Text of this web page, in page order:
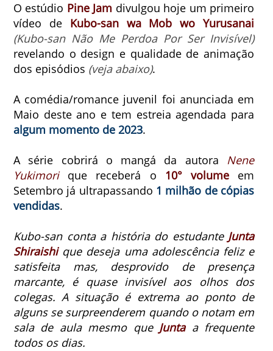
O estúdio Pine Jam divulgou hoje um primeiro
vídeo de Kubo-san wa Mob wo Yurusanai
(Kubo-san Não Me Perdoa Por Ser Invisível)
revelando o design e qualidade de animação
dos episódios (veja abaixo).
A comédia/romance juvenil foi anunciada em
Maio deste ano e tem estreia agendada para
algum momento de 2023.
A série cobrirá o mangá da autora Nene
Yukimorique receberá o 10° volume em
Setembro já ultrapassando 1 milhão de cópias
vendidas.
Kubo-san conta a história do estudante Junta
Shiraishi que deseja uma adolescência feliz e
satisfeita mas, desprovido de presença
marcante, é quase invisível aos olhos dos
colegas.A situação é extrema ao ponto de
alguns se surpreenderem quando o notam em
sala de aula mesmo que Juntaa frequente
todos os dias.